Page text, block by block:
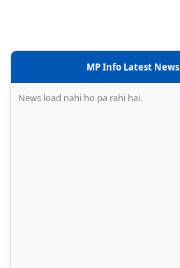
MP Info Latest News
News load nahi ho pa rahi hai.